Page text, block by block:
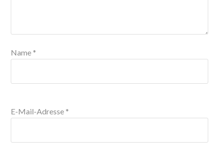
Name *
E-Mail-Adresse *